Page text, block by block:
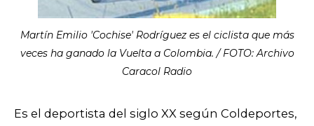
Martín Emilio 'Cochise' Rodríguez es el ciclista que más
veces ha ganado la Vuelta a Colombia. / FOTO: Archivo
Caracol Radio
Es el deportista del siglo XX según Coldeportes,